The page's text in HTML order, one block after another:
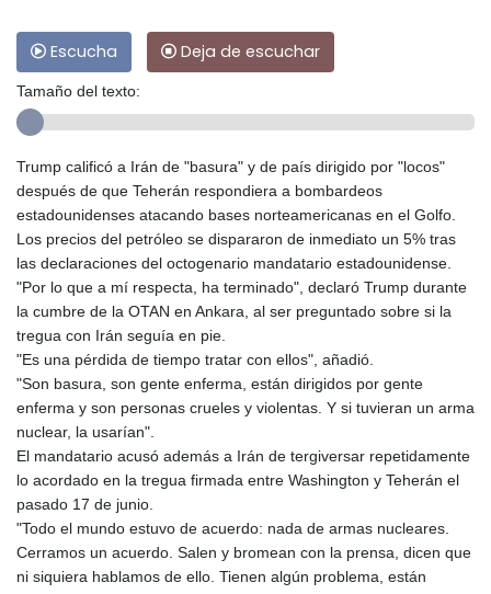
Escucha Deja de escuchar
Tamaño del texto:
Trump calificó a Irán de "basura" y de país dirigido por "locos"
después de que Teherán respondiera a bombardeos
estadounidenses atacando bases norteamericanas en el Golfo.
Los precios del petróleo se dispararon de inmediato un 5% tras
las declaraciones del octogenario mandatario estadounidense.
"Por lo que a mí respecta, ha terminado", declaró Trump durante
la cumbre de la OTAN en Ankara, al ser preguntado sobre si la
tregua con Irán seguía en pie.
"Es una pérdida de tiempo tratar con ellos", añadió.
"Son basura, son gente enferma, están dirigidos por gente
enferma y son personas crueles y violentas. Y si tuvieran un arma
nuclear, la usarían".
El mandatario acusó además a Irán de tergiversar repetidamente
lo acordado en la tregua firmada entre Washington y Teherán el
pasado 17 de junio.
"Todo el mundo estuvo de acuerdo: nada de armas nucleares.
Cerramos un acuerdo. Salen y bromean con la prensa, dicen que
ni siquiera hablamos de ello. Tienen algún problema, están